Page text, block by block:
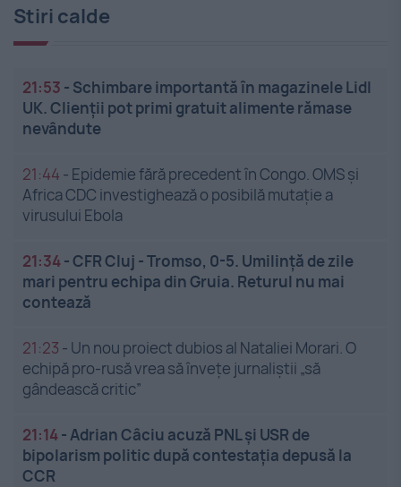
Stiri calde
21:53 - Schimbare importantă în magazinele Lidl
UK. Clienții pot primi gratuit alimente rămase
nevândute
21:44 - Epidemie fără precedent în Congo. OMS și
Africa CDC investighează o posibilă mutație a
virusului Ebola
21:34-CFR Cluj - Tromso, 0-5. Umilință de zile
mari pentru echipa din Gruia. Returul nu mai
contează
21:23 - Un nou proiect dubios al Nataliei Morari. O
echipă pro-rusă vrea să înveţe jurnaliştii „să
gândească critic”
21:14-Adrian Câciu acuză PNL și USR de
bipolarism politic după contestația depusă la
CCR